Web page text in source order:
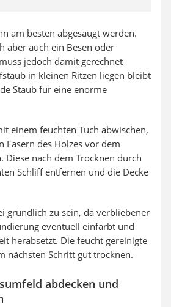
am besten abgesaugt werden.
aber auch ein Besen oder
jedoch damit gerechnet
in kleinen Ritzen liegen bleibt
Staub für eine enorme
einem feuchten Tuch abwischen,
Fasern des Holzes vor dem
Diese nach dem Trocknen durch
Schliff entfernen und die Decke
gründlich zu sein, da verbliebener
eventuell einfärbt und
herabsetzt. Die feucht gereinigte
nächsten Schritt gut trocknen.
abdecken und